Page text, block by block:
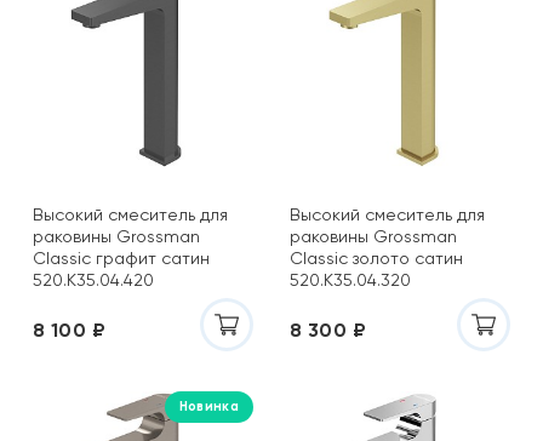
Высокий смеситель для
раковины Grossman
Classic графит сатин
520.K35.04.420
8 100 ₽
Высокий смеситель для
раковины Grossman
Classic золото сатин
520.K35.04.320
8 300 ₽
Новинка